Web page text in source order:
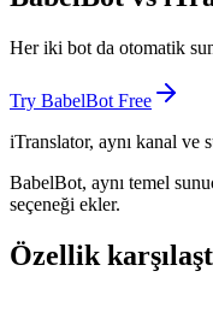
Her iki bot da otomatik
Try BabelBot Free
iTranslator, aynı kanal ve
BabelBot, aynı temel
seçeneği ekler.
Özellik